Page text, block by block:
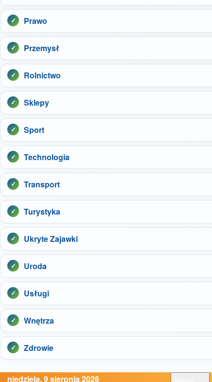
Prawo
Przemysł
Rolnictwo
Sklepy
Sport
Technologia
Transport
Turystyka
Ukryte Zajawki
Uroda
Usługi
Wnętrza
Zdrowie
niedziela, 9 sierpnia 2026